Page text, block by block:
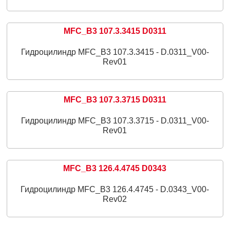
MFC_B3 107.3.3415 D0311
Гидроцилиндр MFC_B3 107.3.3415 - D.0311_V00-
Rev01
MFC_B3 107.3.3715 D0311
Гидроцилиндр MFC_B3 107.3.3715 - D.0311_V00-
Rev01
MFC_B3 126.4.4745 D0343
Гидроцилиндр MFC_B3 126.4.4745 - D.0343_V00-
Rev02